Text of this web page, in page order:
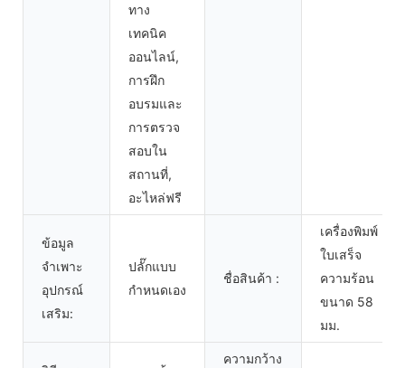
ทาง
เทคนิค
ออนไลน์,
การฝึก
อบรมและ
การตรวจ
สอบใน
สถานที่,
อะไหล่ฟรี
ข้อมูล
จำเพาะ
อุปกรณ์
เสริม:
ปลั๊กแบบ
กำหนดเอง
ชื่อสินค้า :
เครื่องพิมพ์
ใบเสร็จ
ความร้อน
ขนาด 58
มม.
ความกว้าง